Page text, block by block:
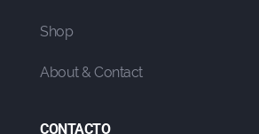
Shop
About & Contact
CONTACTO